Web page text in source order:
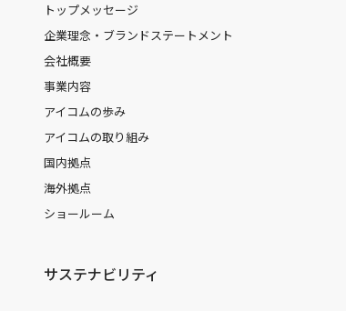
トップメッセージ
企業理念・ブランドステートメント
会社概要
事業内容
アイコムの歩み
アイコムの取り組み
国内拠点
海外拠点
ショールーム
サステナビリティ